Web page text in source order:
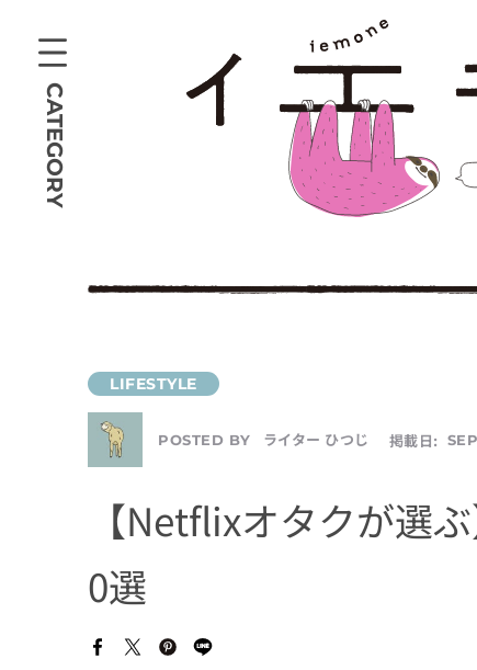
CATEGORY
POSTED BY ライター ひつじ 掲載日:
【Netflixオタクが選
0選